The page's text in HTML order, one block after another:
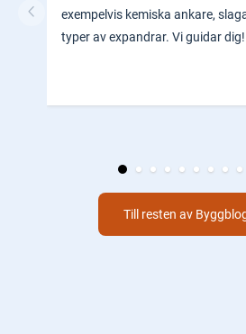
exempelvis kemiska ankare,
typer av expandrar. Vi guidar dig!
Till resten av